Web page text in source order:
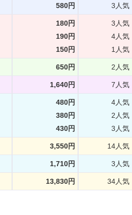
580円 3人気
180円
3人気
190円
4人気
150円 1人気
650円 2人気
1,640円 7人気
480円
4人気
380円
2人気
430円 3人気
3,550円 14人気
1,710円 3人気
13,830円 34人気